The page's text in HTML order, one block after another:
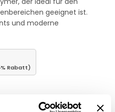
geeignet ist.
und moderne
Rabatt)